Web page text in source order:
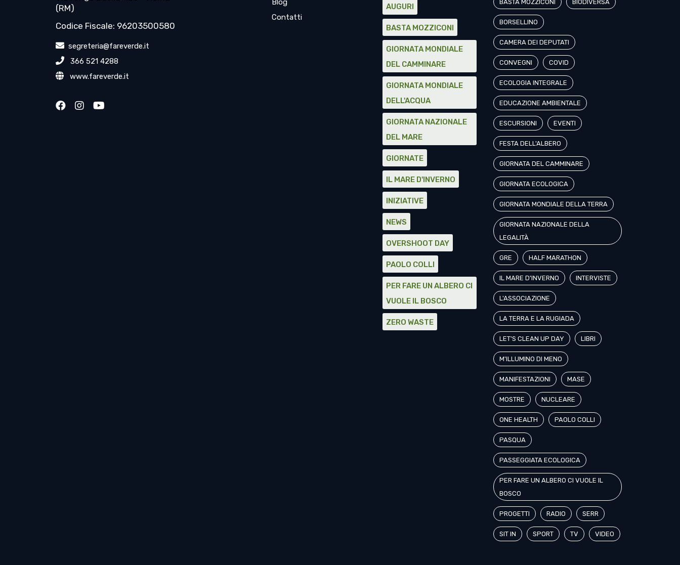
(RM)
Codice Fiscale: 96203500580
segreteria@fareverde.it
366 521 4288
www.fareverde.it
Blog
Contatti
AUGURI
BASTA MOZZICONI
GIORNATA MONDIALE
DEL CAMMINARE
GIORNATA MONDIALE
DELL'ACQUA
GIORNATA NAZIONALE
DEL MARE
GIORNATE
IL MARE D'INVERNO
INIZIATIVE
NEWS
OVERSHOOT DAY
PAOLO COLLI
PER FARE UN ALBERO CI
VUOLE IL BOSCO
ZERO WASTE
BASTA MOZZICONI BIODIVERSA
BORSELLINO
CAMERA DEI DEPUTATI
CONVEGNI COVID
ECOLOGIA INTEGRALE
EDUCAZIONE AMBIENTALE
ESCURSIONI EVENTI
FESTA DELL'ALBERO
GIORNATA DEL CAMMINARE
GIORNATA ECOLOGICA
GIORNATA MONDIALE DELLA TERRA
GIORNATA NAZIONALE DELLA
LEGALITÀ
GRE HALF MARATHON
IL MARE D'INVERNO INTERVISTE
L'ASSOCIAZIONE
LA TERRA E LA RUGIADA
LET'S CLEAN UP DAY LIBRI
M'ILLUMINO DI MENO
MANIFESTAZIONI MASE
MOSTRE NUCLEARE
ONE HEALTH PAOLO COLLI
PASQUA
PASSEGGIATA ECOLOGICA
PER FARE UN ALBERO CI VUOLE IL
BOSCO
PROGETTI RADIO SERR
SIT IN SPORT TV VIDEO